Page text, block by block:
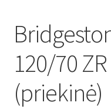
120/70
(priekinė)